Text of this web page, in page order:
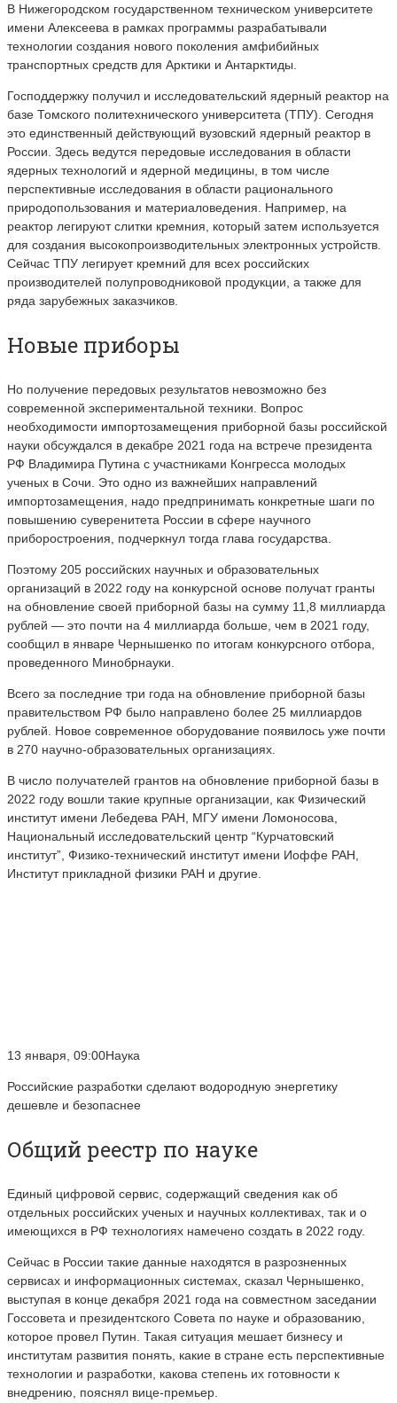
В Нижегородском государственном техническом университете
имени Алексеева в рамках программы разрабатывали
технологии создания нового поколения амфибийных
транспортных средств для Арктики и Антарктиды.
Господдержку получил и исследовательский ядерный реактор на
базе Томского политехнического университета (ТПУ). Сегодня
это единственный действующий вузовский ядерный реактор в
России. Здесь ведутся передовые исследования в области
ядерных технологий и ядерной медицины, в том числе
перспективные исследования в области рационального
природопользования и материаловедения. Например, на
реактор легируют слитки кремния, который затем используется
для создания высокопроизводительных электронных устройств.
Сейчас ТПУ легирует кремний для всех российских
производителей полупроводниковой продукции, а также для
ряда зарубежных заказчиков.
Новые приборы
Но получение передовых результатов невозможно без
современной экспериментальной техники. Вопрос
необходимости импортозамещения приборной базы российской
науки обсуждался в декабре 2021 года на встрече президента
РФ Владимира Путина с участниками Конгресса молодых
ученых в Сочи. Это одно из важнейших направлений
импортозамещения, надо предпринимать конкретные шаги по
повышению суверенитета России в сфере научного
приборостроения, подчеркнул тогда глава государства.
Поэтому 205 российских научных и образовательных
организаций в 2022 году на конкурсной основе получат гранты
на обновление своей приборной базы на сумму 11,8 миллиарда
рублей — это почти на 4 миллиарда больше, чем в 2021 году,
сообщил в январе Чернышенко по итогам конкурсного отбора,
проведенного Минобрнауки.
Всего за последние три года на обновление приборной базы
правительством РФ было направлено более 25 миллиардов
рублей. Новое современное оборудование появилось уже почти
в 270 научно-образовательных организациях.
В число получателей грантов на обновление приборной базы в
2022 году вошли такие крупные организации, как Физический
институт имени Лебедева РАН, МГУ имени Ломоносова,
Национальный исследовательский центр “Курчатовский
институт”, Физико-технический институт имени Иоффе РАН,
Институт прикладной физики РАН и другие.
13 января, 09:00Наука
Российские разработки сделают водородную энергетику
дешевле и безопаснее
Общий реестр по науке
Единый цифровой сервис, содержащий сведения как об
отдельных российских ученых и научных коллективах, так и о
имеющихся в РФ технологиях намечено создать в 2022 году.
Сейчас в России такие данные находятся в разрозненных
сервисах и информационных системах, сказал Чернышенко,
выступая в конце декабря 2021 года на совместном заседании
Госсовета и президентского Совета по науке и образованию,
которое провел Путин. Такая ситуация мешает бизнесу и
институтам развития понять, какие в стране есть перспективные
технологии и разработки, какова степень их готовности к
внедрению, пояснял вице-премьер.